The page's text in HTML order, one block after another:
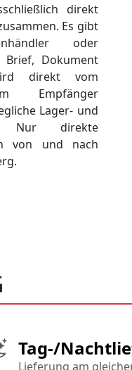
direkt
Es gibt
oder
Dokument
direkt vom
Empfänger
Lager- und
Nur direkte
von und nach
Tag-/
Lieferung am